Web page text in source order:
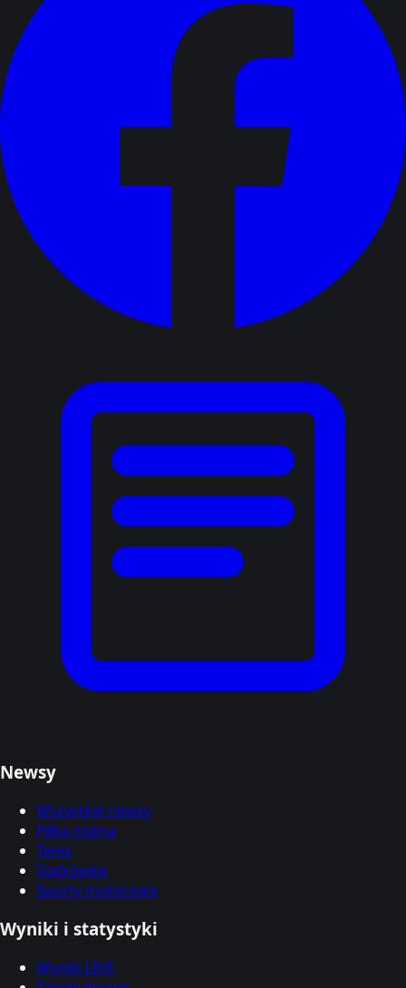
Newsy
Wszystkie newsy
Piłka nożna
Tenis
Siatkówka
Sporty motorowe
Wyniki i statystyki
Wyniki LIVE